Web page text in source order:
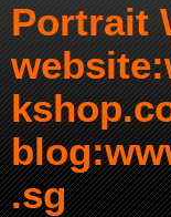
Portrait
.sg